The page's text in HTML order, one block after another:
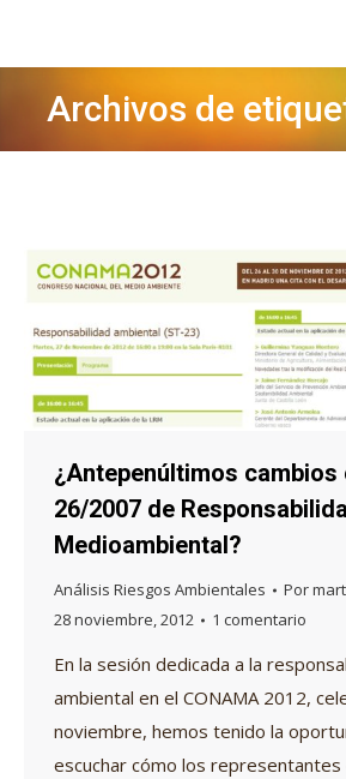
Archivos deEstás aquí:
¿Antepenúltimos cambios
26/2007 de
Medioambiental?
Análisis Riesgos Ambientales Por
28 noviembre, 2012
1 comentario
En la sesión dedicada a la
ambiental en el CONAMA 2012,
noviembre, hemos tenido la
escuchar cómo los representantes